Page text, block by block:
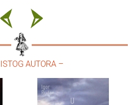
AUTORA –